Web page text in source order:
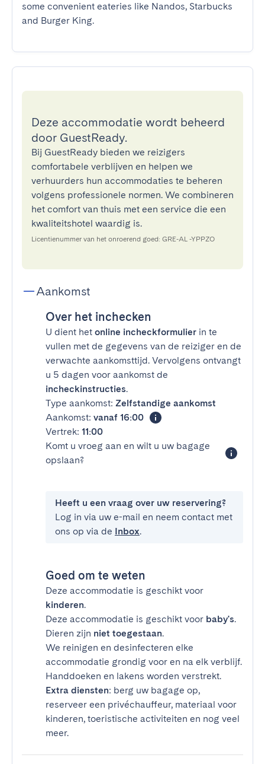
some convenient eateries like Nandos, Starbucks
and Burger King.
Deze accommodatie wordt beheerd
door GuestReady.
Bij GuestReady bieden we reizigers
comfortabele verblijven en helpen we
verhuurders hun accommodaties te beheren
volgens professionele normen. We combineren
het comfort van thuis met een service die een
kwaliteitshotel waardig is.
Licentienummer van het onroerend goed: GRE-AL -YPPZO
Aankomst
Over het inchecken
U dient het online incheckformulier in te
vullen met de gegevens van de reiziger en de
verwachte aankomsttijd. Vervolgens ontvangt
u 5 dagen voor aankomst de
incheckinstructies.
Type aankomst: Zelfstandige aankomst
Aankomst: vanaf 16:00
Vertrek: 11:00
Komt u vroeg aan en wilt u uw bagage
opslaan?
Heeft u een vraag over uw reservering?
Log in via uw e-mail en neem contact met
ons op via de Inbox.
Goed om te weten
Deze accommodatie is geschikt voor
kinderen.
Deze accommodatie is geschikt voor baby's.
Dieren zijn niet toegestaan.
We reinigen en desinfecteren elke
accommodatie grondig voor en na elk verblijf.
Handdoeken en lakens worden verstrekt.
Extra diensten: berg uw bagage op,
reserveer een privéchauffeur, materiaal voor
kinderen, toeristische activiteiten en nog veel
meer.